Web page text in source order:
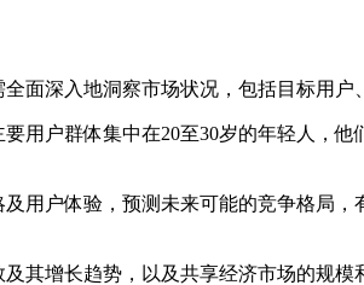
面深入地洞察市场状况，包括目标用户
用户群体集中在20至30岁的年轻人，
用户体验，预测未来可能的竞争格局
其增长趋势，以及共享经济市场的规模